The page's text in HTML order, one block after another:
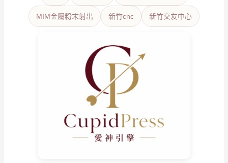
MIM金屬粉末射出 新竹cnc 新竹交友中心